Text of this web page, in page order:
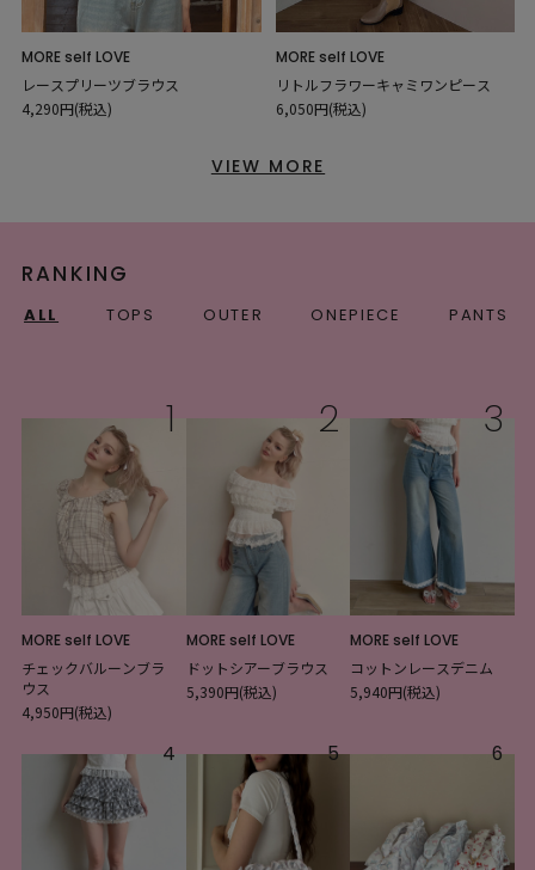
MORE self LOVE
レースプリーツブラウス
4,290円(税込)
MORE self LOVE
リトルフラワーキャミワンピース
6,050円(税込)
VIEW MORE
RANKING
ALL TOPS OUTER ONEPIECE PANTS
1
MORE self LOVE
チェックバルーンブラ
ウス
4,950円(税込)
2
MORE self LOVE
ドットシアーブラウス
5,390円(税込)
3
MORE self LOVE
コットンレースデニム
5,940円(税込)
4 5 6